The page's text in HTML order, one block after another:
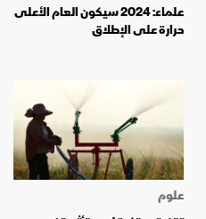
علماء: 2024 سيكون العام الأعلى
حرارة على الإطلاق
علوم